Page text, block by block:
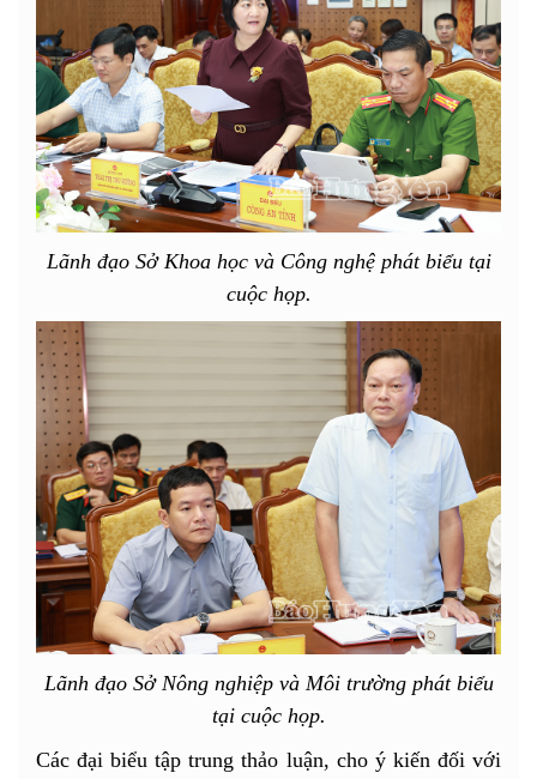
Lãnh đạo Sở Khoa học và Công nghệ phát biểu tại
cuộc họp.
Lãnh đạo Sở Nông nghiệp và Môi trường phát biểu
tại cuộc họp.
Các đại biểu tập trung thảo luận, cho ý kiến đối với